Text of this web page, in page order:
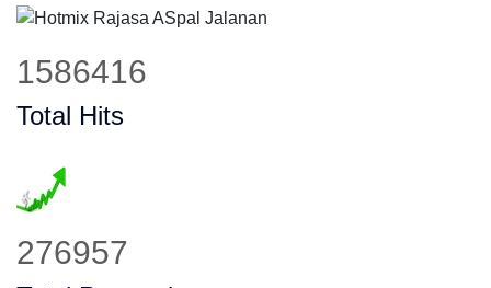
1920091
Total Hits
338623